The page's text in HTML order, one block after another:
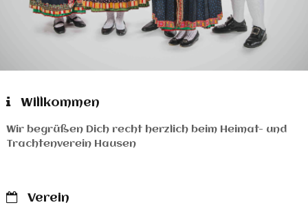
Willkommen
Wir begrüßen Dich recht herzlich beim Heimat- und
Trachtenverein Hausen
Verein